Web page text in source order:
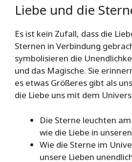
Liebe und die
Es ist kein Zufall, dass die
Sternen in Verbindung
symbolisieren die
und das Magische. Sie
es etwas Größeres gibt als
die Liebe uns mit dem
Die Sterne leuchten
wie die Liebe in
Wie die Sterne im
unsere Lieben